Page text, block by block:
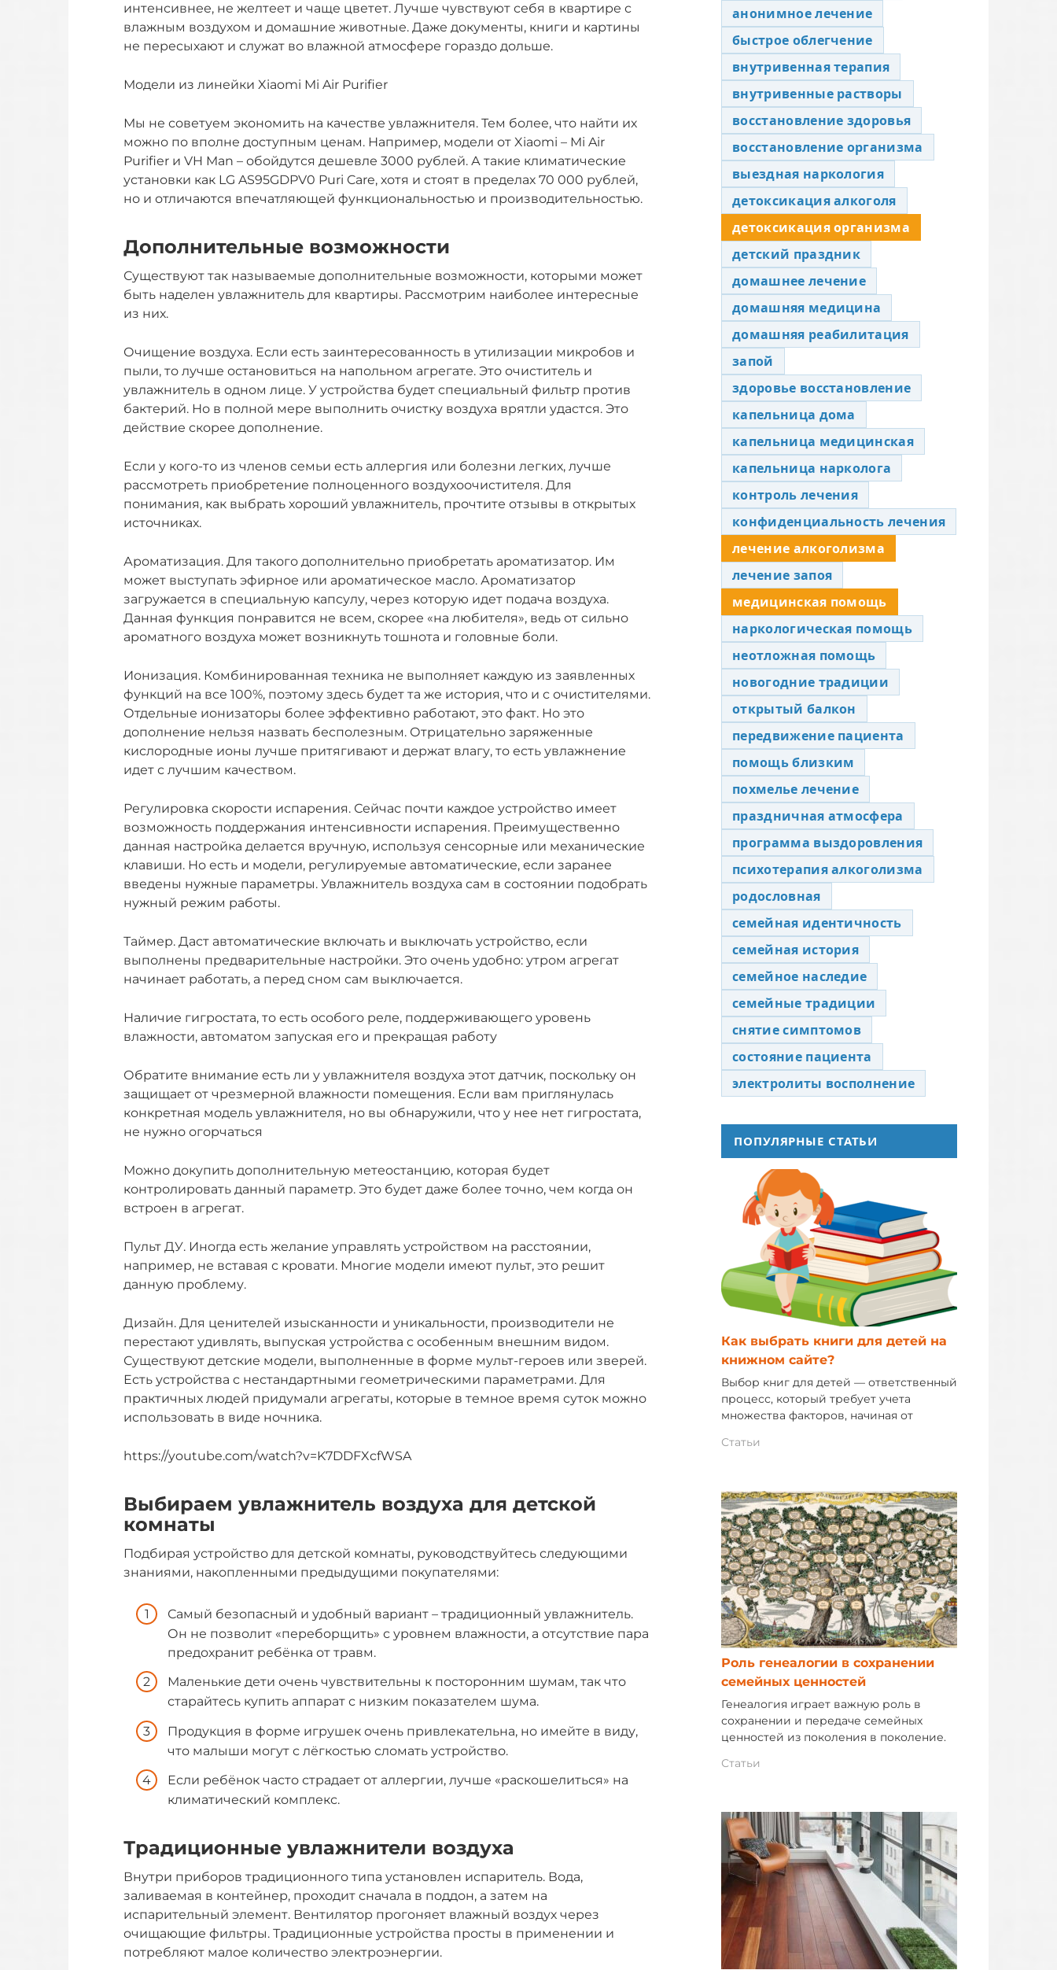
интенсивнее, не желтеет и чаще цветет. Лучше чувствуют себя в квартире с
влажным воздухом и домашние животные. Даже документы, книги и картины
не пересыхают и служат во влажной атмосфере гораздо дольше.
Модели из линейки Xiaomi Mi Air Purifier
Мы не советуем экономить на качестве увлажнителя. Тем более, что найти их
можно по вполне доступным ценам. Например, модели от Xiaomi – Mi Air
Purifier и VH Man – обойдутся дешевле 3000 рублей. А такие климатические
установки как LG AS95GDPV0 Puri Care, хотя и стоят в пределах 70 000 рублей,
но и отличаются впечатляющей функциональностью и производительностью.
Дополнительные возможности
Существуют так называемые дополнительные возможности, которыми может
быть наделен увлажнитель для квартиры. Рассмотрим наиболее интересные
из них.
Очищение воздуха. Если есть заинтересованность в утилизации микробов и
пыли, то лучше остановиться на напольном агрегате. Это очиститель и
увлажнитель в одном лице. У устройства будет специальный фильтр против
бактерий. Но в полной мере выполнить очистку воздуха врятли удастся. Это
действие скорее дополнение.
Если у кого-то из членов семьи есть аллергия или болезни легких, лучше
рассмотреть приобретение полноценного воздухоочистителя. Для
понимания, как выбрать хороший увлажнитель, прочтите отзывы в открытых
источниках.
Ароматизация. Для такого дополнительно приобретать ароматизатор. Им
может выступать эфирное или ароматическое масло. Ароматизатор
загружается в специальную капсулу, через которую идет подача воздуха.
Данная функция понравится не всем, скорее «на любителя», ведь от сильно
ароматного воздуха может возникнуть тошнота и головные боли.
Ионизация. Комбинированная техника не выполняет каждую из заявленных
функций на все 100%, поэтому здесь будет та же история, что и с очистителями.
Отдельные ионизаторы более эффективно работают, это факт. Но это
дополнение нельзя назвать бесполезным. Отрицательно заряженные
кислородные ионы лучше притягивают и держат влагу, то есть увлажнение
идет с лучшим качеством.
Регулировка скорости испарения. Сейчас почти каждое устройство имеет
возможность поддержания интенсивности испарения. Преимущественно
данная настройка делается вручную, используя сенсорные или механические
клавиши. Но есть и модели, регулируемые автоматические, если заранее
введены нужные параметры. Увлажнитель воздуха сам в состоянии подобрать
нужный режим работы.
Таймер. Даст автоматические включать и выключать устройство, если
выполнены предварительные настройки. Это очень удобно: утром агрегат
начинает работать, а перед сном сам выключается.
Наличие гигростата, то есть особого реле, поддерживающего уровень
влажности, автоматом запуская его и прекращая работу
Обратите внимание есть ли у увлажнителя воздуха этот датчик, поскольку он
защищает от чрезмерной влажности помещения. Если вам приглянулась
конкретная модель увлажнителя, но вы обнаружили, что у нее нет гигростата,
не нужно огорчаться
Можно докупить дополнительную метеостанцию, которая будет
контролировать данный параметр. Это будет даже более точно, чем когда он
встроен в агрегат.
Пульт ДУ. Иногда есть желание управлять устройством на расстоянии,
например, не вставая с кровати. Многие модели имеют пульт, это решит
данную проблему.
Дизайн. Для ценителей изысканности и уникальности, производители не
перестают удивлять, выпуская устройства с особенным внешним видом.
Существуют детские модели, выполненные в форме мульт-героев или зверей.
Есть устройства с нестандартными геометрическими параметрами. Для
практичных людей придумали агрегаты, которые в темное время суток можно
использовать в виде ночника.
https://youtube.com/watch?v=K7DDFXcfWSA
Выбираем увлажнитель воздуха для детской
комнаты
Подбирая устройство для детской комнаты, руководствуйтесь следующими
знаниями, накопленными предыдущими покупателями:
Самый безопасный и удобный вариант – традиционный увлажнитель.
Он не позволит «переборщить» с уровнем влажности, а отсутствие пара
предохранит ребёнка от травм.
Маленькие дети очень чувствительны к посторонним шумам, так что
старайтесь купить аппарат с низким показателем шума.
Продукция в форме игрушек очень привлекательна, но имейте в виду,
что малыши могут с лёгкостью сломать устройство.
Если ребёнок часто страдает от аллергии, лучше «раскошелиться» на
климатический комплекс.
Традиционные увлажнители воздуха
Внутри приборов традиционного типа установлен испаритель. Вода,
заливаемая в контейнер, проходит сначала в поддон, а затем на
испарительный элемент. Вентилятор прогоняет влажный воздух через
очищающие фильтры. Традиционные устройства просты в применении и
потребляют малое количество электроэнергии.
анонимное лечение
быстрое облегчение
внутривенная терапия
внутривенные растворы
восстановление здоровья
восстановление организма
выездная наркология
детоксикация алкоголя
детоксикация организма
детский праздник
домашнее лечение
домашняя медицина
домашняя реабилитация
запой
здоровье восстановление
капельница дома
капельница медицинская
капельница нарколога
контроль лечения
конфиденциальность лечения
лечение алкоголизма
лечение запоя
медицинская помощь
наркологическая помощь
неотложная помощь
новогодние традиции
открытый балкон
передвижение пациента
помощь близким
похмелье лечение
праздничная атмосфера
программа выздоровления
психотерапия алкоголизма
родословная
семейная идентичность
семейная история
семейное наследие
семейные традиции
снятие симптомов
состояние пациента
электролиты восполнение
ПОПУЛЯРНЫЕ СТАТЬИ
Как выбрать книги для детей на
книжном сайте?
Выбор книг для детей — ответственный
процесс, который требует учета
множества факторов, начиная от
Статьи
Роль генеалогии в сохранении
семейных ценностей
Генеалогия играет важную роль в
сохранении и передаче семейных
ценностей из поколения в поколение.
Статьи